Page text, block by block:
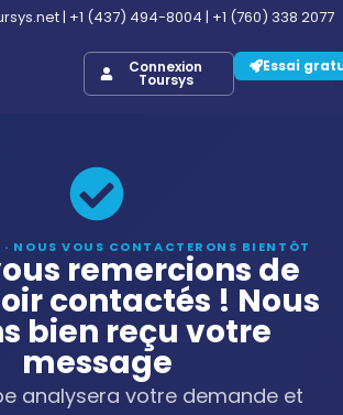
| +1 (437) 494-8004 | +1 (760) 338 2077
Connexion
Toursys
Essai
· NOUS VOUS CONTACTERONS BIENTÔT
remercions de
contactés ! Nous
bien reçu votre
message
analysera votre demande et